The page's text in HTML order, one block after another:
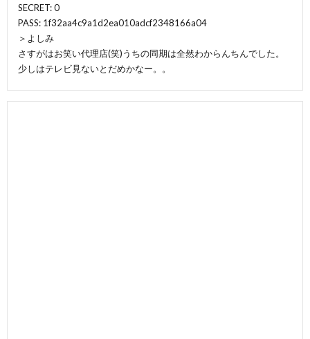
SECRET: 0
PASS: 1f32aa4c9a1d2ea010adcf2348166a04
＞よしみ
さすがはお笑い代理店(笑)うちの同期は全然わからんちんでした。
少しはテレビ見ないとだめかなー。。